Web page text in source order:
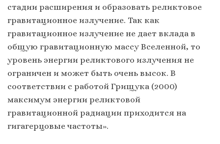
стадии расширения и образовать реликтовое
гравитационное излучение. Так как
гравитационное излучение не дает вклада в
общую гравитационную массу Вселенной, то
уровень энергии реликтового излучения не
ограничен и может быть очень высок. В
соответствии с работой Грищука (2000)
максимум энергии реликтовой
гравитационной радиации приходится на
гигагерцовые частоты».